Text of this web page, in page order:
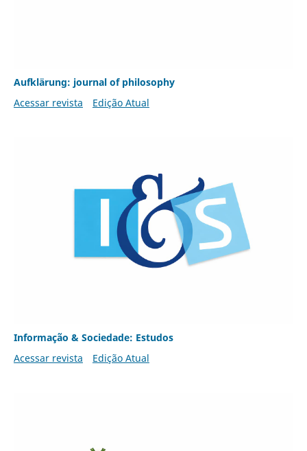
Aufklärung: journal of philosophy
Acessar revista
Edição Atual
Informação & Sociedade: Estudos
Acessar revista
Edição Atual